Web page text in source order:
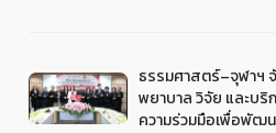
ธรรมศาสตร์–จุฬาฯ
พยาบาล วิจัย และบริ
ความร่วมมือเพื่อพัฒ